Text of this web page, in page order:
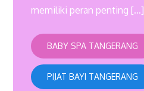
memiliki peran penting […]
BABY SPA TANGERANG
PIJAT BAYI TANGERANG